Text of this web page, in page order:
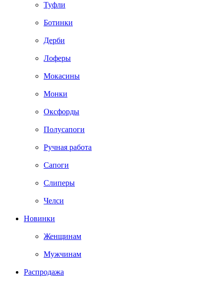
Туфли
Ботинки
Дерби
Лоферы
Мокасины
Монки
Оксфорды
Полусапоги
Ручная работа
Сапоги
Слиперы
Челси
Новинки
Женщинам
Мужчинам
Распродажа